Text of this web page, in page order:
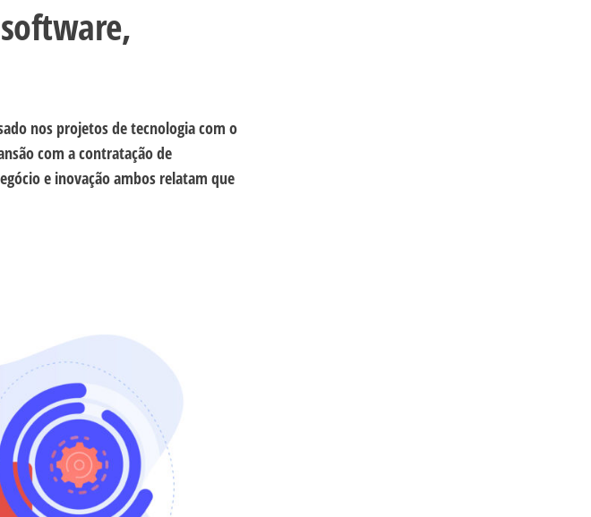
nos projetos de tecnologia com o
com a contratação de
e inovação ambos relatam que